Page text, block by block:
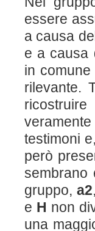
essere
a causa
e a causa
in
rilevante.
testimoni
però
sembrano
gruppo,a2
e H non
una